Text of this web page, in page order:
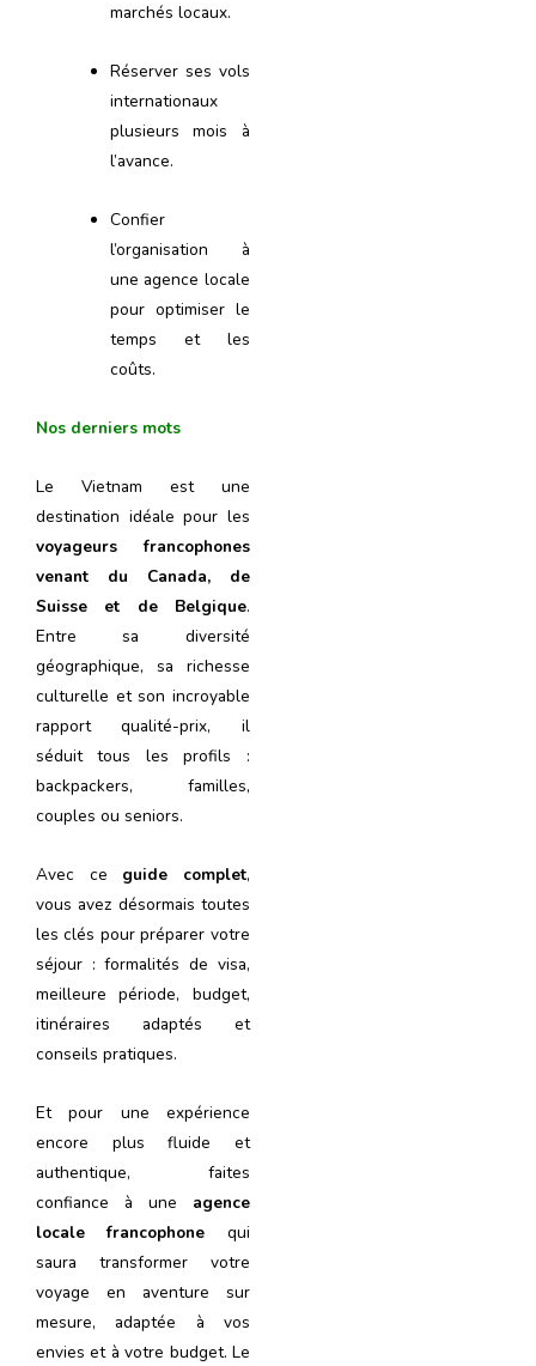
marchés locaux.
Réserver ses vols
internationaux
plusieurs mois à
l’avance.
Confier
l’organisation à
une agence locale
pour optimiser le
temps et les
coûts.
Nos derniers mots
Le Vietnam est une
destination idéale pour les
voyageurs francophones
venant du Canada, de
Suisse et de Belgique.
Entre sa diversité
géographique, sa richesse
culturelle et son incroyable
rapport qualité-prix, il
séduit tous les profils :
backpackers, familles,
couples ou seniors.
Avec ce guide complet,
vous avez désormais toutes
les clés pour préparer votre
séjour : formalités de visa,
meilleure période, budget,
itinéraires adaptés et
conseils pratiques.
Et pour une expérience
encore plus fluide et
authentique, faites
confiance à une agence
locale francophone qui
saura transformer votre
voyage en aventure sur
mesure, adaptée à vos
envies et à votre budget. Le